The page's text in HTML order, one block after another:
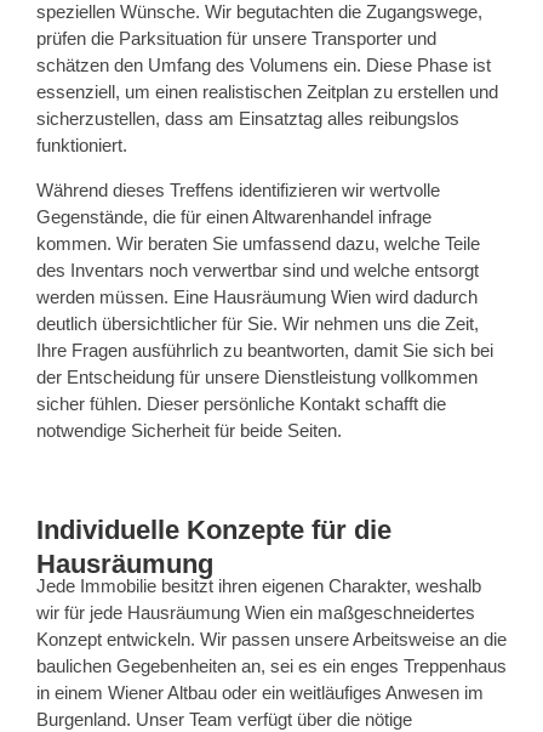
speziellen Wünsche. Wir begutachten die Zugangswege,
prüfen die Parksituation für unsere Transporter und
schätzen den Umfang des Volumens ein. Diese Phase ist
essenziell, um einen realistischen Zeitplan zu erstellen und
sicherzustellen, dass am Einsatztag alles reibungslos
funktioniert.
Während dieses Treffens identifizieren wir wertvolle
Gegenstände, die für einen Altwarenhandel infrage
kommen. Wir beraten Sie umfassend dazu, welche Teile
des Inventars noch verwertbar sind und welche entsorgt
werden müssen. Eine Hausräumung Wien wird dadurch
deutlich übersichtlicher für Sie. Wir nehmen uns die Zeit,
Ihre Fragen ausführlich zu beantworten, damit Sie sich bei
der Entscheidung für unsere Dienstleistung vollkommen
sicher fühlen. Dieser persönliche Kontakt schafft die
notwendige Sicherheit für beide Seiten.
Individuelle Konzepte für die
Hausräumung
Jede Immobilie besitzt ihren eigenen Charakter, weshalb
wir für jede Hausräumung Wien ein maßgeschneidertes
Konzept entwickeln. Wir passen unsere Arbeitsweise an die
baulichen Gegebenheiten an, sei es ein enges Treppenhaus
in einem Wiener Altbau oder ein weitläufiges Anwesen im
Burgenland. Unser Team verfügt über die nötige